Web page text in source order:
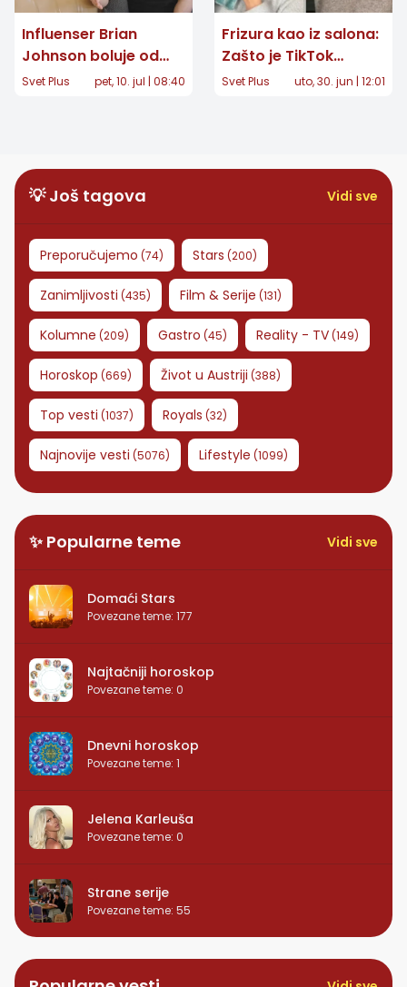
Influenser Brian
Johnson boluje od
autoimunog
Svet Plus pet, 10. jul | 08:40
Frizura kao iz salona:
Zašto je TikTok
"poludeo" za
Svet Plus uto, 30. jun | 12:01
💡 Još tagova Vidi sve
Preporučujemo (74) Stars (200)
Zanimljivosti (435) Film & Serije (131)
Kolumne (209) Gastro (45) Reality - TV(149)
Horoskop (669) Život u Austriji (388)
Top vesti (1037) Royals (32)
Najnovije vesti (5076) Lifestyle (1099)
✨ Popularne teme Vidi sve
Domaći Stars
Povezane teme: 177
Najtačniji horoskop
Povezane teme: 0
Dnevni horoskop
Povezane teme: 1
Jelena Karleuša
Povezane teme: 0
Strane serije
Povezane teme: 55